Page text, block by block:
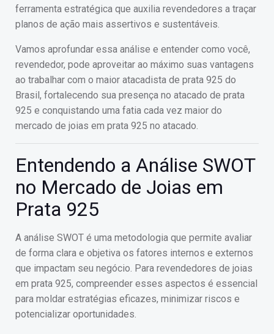
ferramenta estratégica que auxilia revendedores a traçar
planos de ação mais assertivos e sustentáveis.
Vamos aprofundar essa análise e entender como você,
revendedor, pode aproveitar ao máximo suas vantagens
ao trabalhar com o maior atacadista de prata 925 do
Brasil, fortalecendo sua presença no atacado de prata
925 e conquistando uma fatia cada vez maior do
mercado de joias em prata 925 no atacado.
Entendendo a Análise SWOT
no Mercado de Joias em
Prata 925
A análise SWOT é uma metodologia que permite avaliar
de forma clara e objetiva os fatores internos e externos
que impactam seu negócio. Para revendedores de joias
em prata 925, compreender esses aspectos é essencial
para moldar estratégias eficazes, minimizar riscos e
potencializar oportunidades.